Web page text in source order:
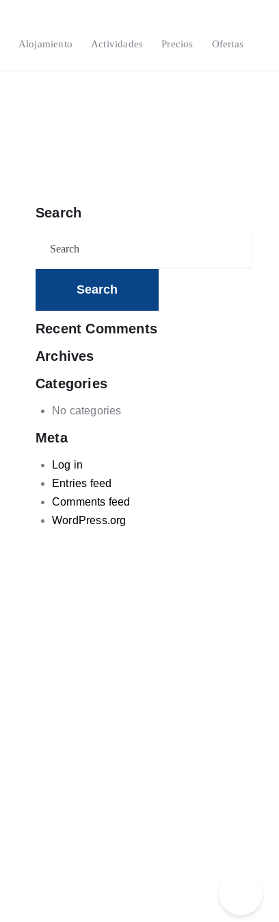
Alojamiento Actividades Precios Ofertas
Search
Recent Comments
Archives
Categories
No categories
Meta
Log in
Entries feed
Comments feed
WordPress.org